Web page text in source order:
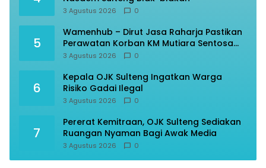
3 Agustus 2026 0
5
Wamenhub – Dirut Jasa Raharja Pastikan
Perawatan Korban KM Mutiara Sentosa
Optimal
3 Agustus 2026 0
6
Kepala OJK Sulteng Ingatkan Warga
Risiko Gadai Ilegal
3 Agustus 2026 0
7
Pererat Kemitraan, OJK Sulteng Sediakan
Ruangan Nyaman Bagi Awak Media
3 Agustus 2026 0